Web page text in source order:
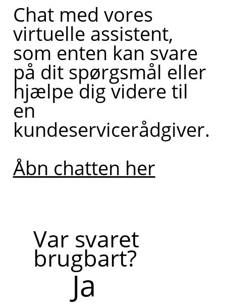
Chat med vores
virtuelle assistent,
som enten kan svare
på dit spørgsmål eller
hjælpe dig videre til
en
kundeservicerådgiver.
Åbn chatten her
Var svaret
brugbart?
Ja